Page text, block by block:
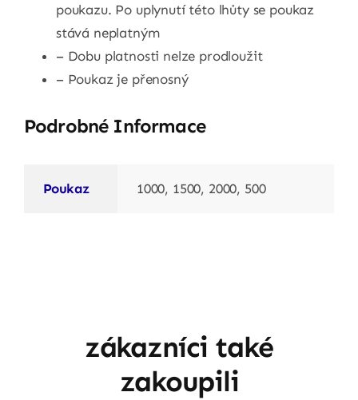
poukazu. Po uplynutí této lhůty se poukaz
stává neplatným
– Dobu platnosti nelze prodloužit
– Poukaz je přenosný
Podrobné Informace
Poukaz 1000, 1500, 2000, 500
zákazníci také
zakoupili